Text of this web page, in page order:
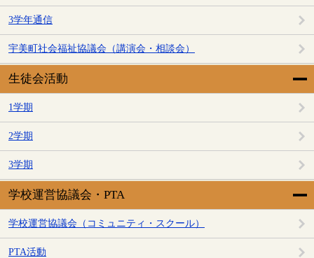
3学年通信
宇美町社会福祉協議会（講演会・相談会）
生徒会活動
1学期
2学期
3学期
学校運営協議会・PTA
学校運営協議会（コミュニティ・スクール）
PTA活動